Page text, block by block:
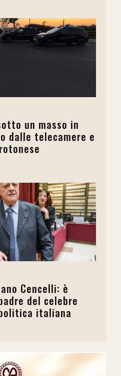
un masso in
dalle telecamere e
Cencelli: è
del celebre
italiana